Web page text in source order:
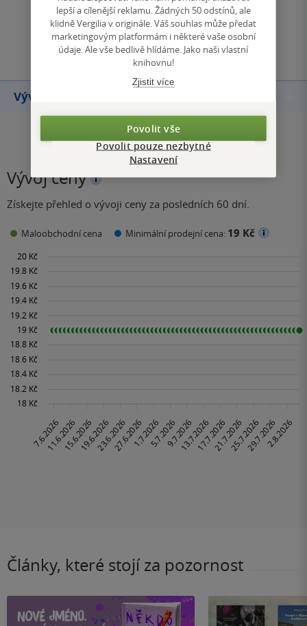
Přidat hodnocení
Vývoj ceny
Vývoj ceny
Získejte přehled o vývoji ceny za posledních 60 dní.
Maloobchodní cena Minimální prodejní cena: 19 Kč
Články, které stojí za pozornost
lepší a cílenější reklamu. Žádných 50 odstínů, ale
klidně Vergilia v originále. Váš souhlas může předat
marketingovým platformám i některé vaše osobní
údaje. Ale vše bedlivě hlídáme. Jako naši vlastní
knihovnu!
Zjistit více
Povolit vše
Povolit pouze nezbytné
Nastavení